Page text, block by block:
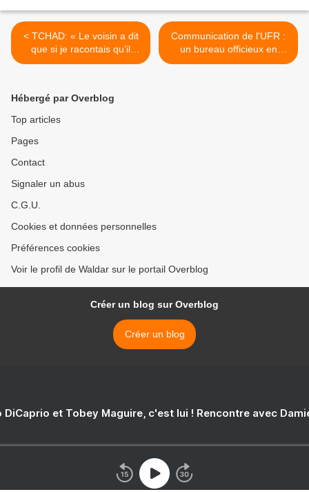
< TCHAD: « Le voisin a dit
que si je racontais qu’il
m’avait violée, il me tuerait
Communication de l'UFR :
un bureau officieux en
France, Khoulamallah doit-il
Hébergé par Overblog
Top articles
Pages
Contact
Signaler un abus
C.G.U.
Cookies et données personnelles
Préférences cookies
Voir le profil de Waldar sur le portail Overblog
Créer un blog sur Overblog
Créer un blog
DiCaprio et Tobey Maguire, c'est lui ! Rencontre avec